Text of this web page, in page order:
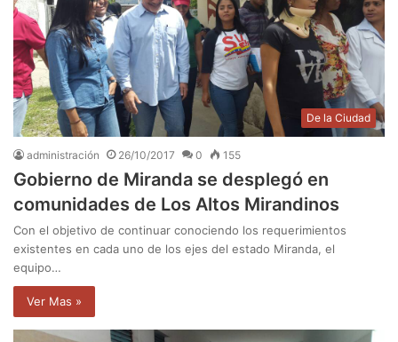
De la Ciudad
administración 26/10/2017 0 155
Gobierno de Miranda se desplegó en
comunidades de Los Altos Mirandinos
Con el objetivo de continuar conociendo los requerimientos
existentes en cada uno de los ejes del estado Miranda, el
equipo…
Ver Mas »